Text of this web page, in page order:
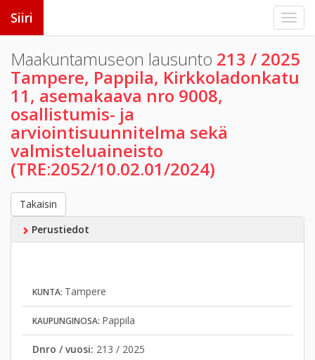
Siiri
Maakuntamuseon lausunto 213 / 2025
Tampere, Pappila, Kirkkoladonkatu
11, asemakaava nro 9008,
osallistumis- ja
arviointisuunnitelma sekä
valmisteluaineisto
(TRE:2052/10.02.01/2024)
Takaisin
Perustiedot
KUNTA: Tampere
KAUPUNGINOSA: Pappila
Dnro / vuosi: 213 / 2025